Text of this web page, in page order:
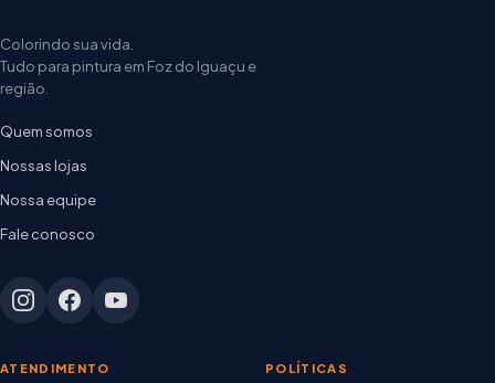
Colorindo sua vida.
Tudo para pintura em Foz do Iguaçu e
região.
Quem somos
Nossas lojas
Nossa equipe
Fale conosco
ATENDIMENTO POLÍTICAS